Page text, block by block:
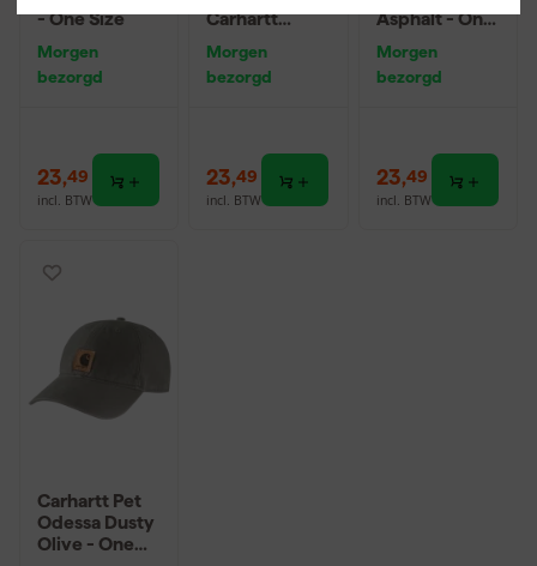
- One Size
Morgen
bezorgd
23,49
incl. BTW
Carhartt
Size
Morgen
bezorgd
23,49
incl. BTW
Asphalt - One
Morgen
bezorgd
23,49
incl. BTW
Carhartt Pet
Odessa Dusty
Olive - One